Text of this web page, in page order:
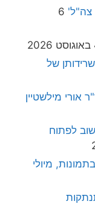
צה"ל' 6
של
אורי מילשטיין
לפתוח
מיולי